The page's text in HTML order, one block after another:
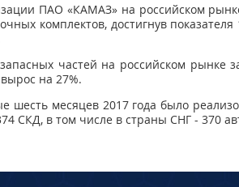
ПАО «КАМАЗ» на российском
комплектов, достигнув
частей на российском рынке
на 27%.
шесть месяцев 2017 года было
СКД, в том числе в страны СНГ - 370